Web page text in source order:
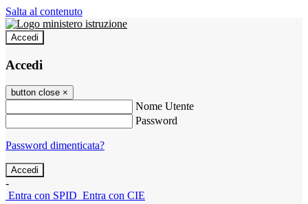
Salta al contenuto
Accedi
Accedi
button close ×
Nome Utente
Password
Password dimenticata?
-
Entra con SPID Entra con CIE